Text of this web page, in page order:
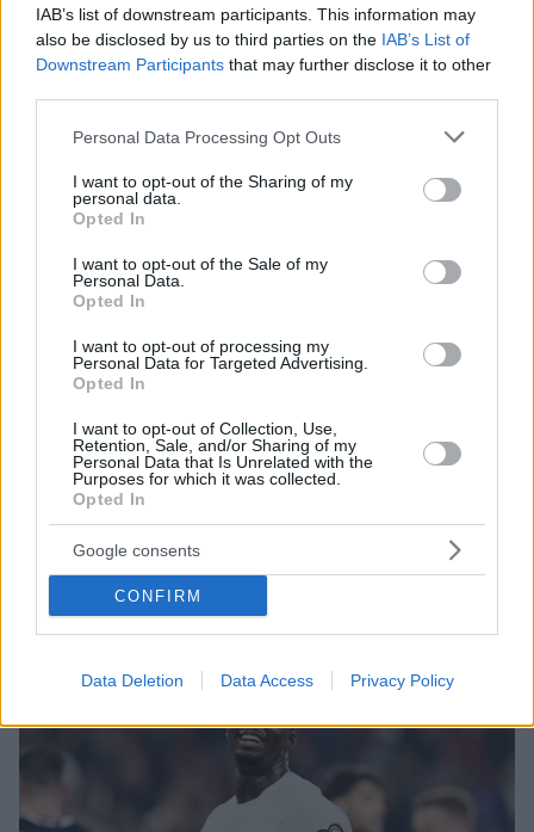
IAB’s list of downstream participants. This information may
also be disclosed by us to third parties on the IAB’s List of
Downstream Participants that may further disclose it to other
Please note that this website/app uses one or more Google
not limited to your visit or usage behaviour. You may click to
grant or deny consent to Google and its third-party tags to
use your data for below specified purposes in below Google
consent section.
Personal Data Processing Opt Outs
I want to opt-out of the Sharing of my
personal data.
Opted In
I want to opt-out of the Sale of my
Personal Data.
Opted In
I want to opt-out of processing my
Personal Data for Targeted Advertising.
Opted In
I want to opt-out of Collection, Use,
Retention, Sale, and/or Sharing of my
Personal Data that Is Unrelated with the
Purposes for which it was collected.
Opted In
Google consents
CONFIRM
Data Deletion Data Access Privacy Policy
Η 13χρονη κόρη του Ρόμπι Γουίλιαμς έκανε το
ντεμπούτο της στην υποκριτική - Είμαι πολύ περήφανος
για εκείνη, δήλωσε ο τραγουδιστής
Η Τέντι συμμετέχει
στη χριστουγεννιάτικη ταινία «Tinsel Town»
28.11.2025, 14:26 4